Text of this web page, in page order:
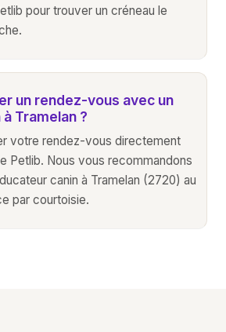
pour trouver un créneau le
un rendez-vous avec un
Tramelan ?
votre rendez-vous directement
Petlib. Nous vous recommandons
canin à Tramelan (2720) au
par courtoisie.